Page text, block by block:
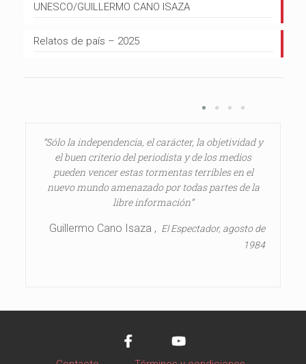
UNESCO/GUILLERMO CANO ISAZA
Relatos de país – 2025
“Sólo la independencia, el carácter, la objetividad y
el buen criterio del periodista y de los medios
pueden vencer estas tormentas terribles en el
nuevo mundo amenazado por todas partes de la
libre información”
Guillermo Cano Isaza , El Espectador, agosto de
1984